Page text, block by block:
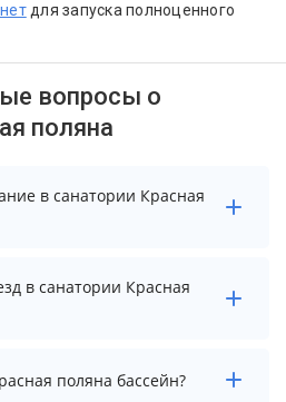
для запуска полноценного
вопросы о
поляна
в санатории Красная
цены на проживание в
выберите нужные даты и
в санатории Красная
а выезд необходимо
поляна бассейн?